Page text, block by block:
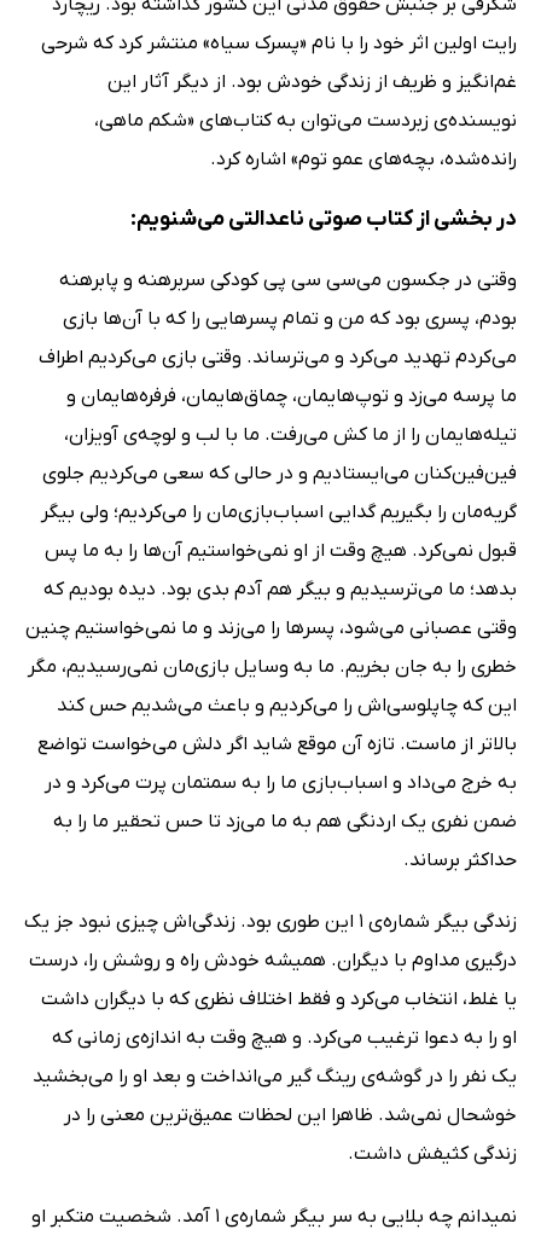
رایت اولین اثر خود را با نام «پسرک سیاه» منتشر کرد که شرحی
غم‌انگیز و ظریف از زندگی خودش بود. از دیگر آثار این
نویسنده‌ی زبردست می‌توان به کتاب‌های «شکم ماهی،
رانده‌شده، بچه‌های عمو توم» اشاره کرد.
در بخشی از کتاب صوتی ناعدالتی می‌شنویم:
وقتی در جکسون می‌سی سی پی کودکی سربرهنه و پابرهنه
بودم، پسری بود که من و تمام پسرهایی را که با آن‌ها بازی
می‌کردم تهدید می‌کرد و می‌ترساند. وقتی بازی می‌کردیم اطراف
ما پرسه می‌زد و توپ‌هایمان، چماق‌هایمان، فرفره‌هایمان و
تیله‌هایمان را از ما کش می‌رفت. ما با لب و لوچه‌ی آویزان،
فین‌فین‌کنان می‌ایستادیم و در حالی که سعی می‌کردیم جلوی
گریه‌مان را بگیریم گدایی اسباب‌بازی‌مان را می‌کردیم؛ ولی بیگر
قبول نمی‌کرد. هیچ وقت از او نمی‌خواستیم آن‌ها را به ما پس
بدهد؛ ما می‌ترسیدیم و بیگر هم آدم بدی بود. دیده بودیم که
وقتی عصبانی می‌شود، پسرها را می‌زند و ما نمی‌خواستیم چنین
خطری را به جان بخریم. ما به وسایل بازی‌مان نمی‌رسیدیم، مگر
این که چاپلوسی‌اش را می‌کردیم و باعث می‌شدیم حس کند
بالاتر از ماست. تازه آن موقع شاید اگر دلش می‌خواست تواضع
به خرج می‌داد و اسباب‌بازی ما را به سمتمان پرت می‌کرد و در
ضمن نفری یک اردنگی هم به ما می‌زد تا حس تحقیر ما را به
حداکثر برساند.
زندگی بیگر شماره‌ی 1 این طوری بود. زندگی‌اش چیزی نبود جز یک
درگیری مداوم با دیگران. همیشه خودش راه و روشش را، درست
یا غلط، انتخاب می‌کرد و فقط اختلاف نظری که با دیگران داشت
او را به دعوا ترغیب می‌کرد. و هیچ وقت به اندازه‌ی زمانی که
یک نفر را در گوشه‌ی رینگ گیر می‌انداخت و بعد او را می‌بخشید
خوشحال نمی‌شد. ظاهرا این لحظات عمیق‌ترین معنی را در
زندگی کثیفش داشت.
نمیدانم چه بلایی به سر بیگر شماره‌ی 1 آمد. شخصیت متکبر او